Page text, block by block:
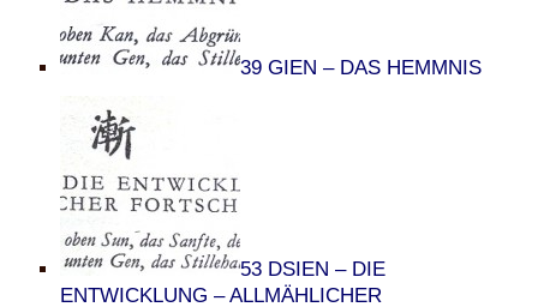
39 GIEN – DAS HEMMNIS
53 DSIEN – DIE
ENTWICKLUNG – ALLMÄHLICHER